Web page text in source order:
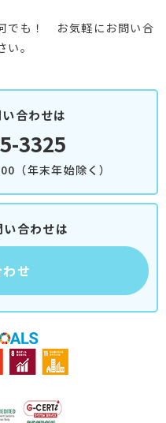
でも！ お気軽にお問い合
。
合わせは
3325
（年末年始除く）
合わせは
せ